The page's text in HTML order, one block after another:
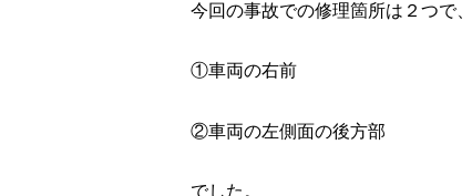
今回の事故での修理箇所は２つで、
①車両の右前
②車両の左側面の後方部
でした。